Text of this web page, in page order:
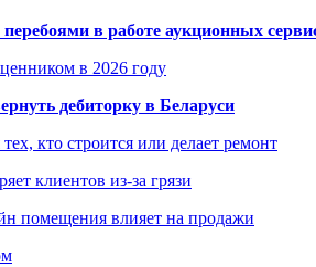
в работе аукционных
в 2026 году
дебиторку в Беларуси
кто строится или делает ремонт
клиентов из-за грязи
помещения влияет на продажи